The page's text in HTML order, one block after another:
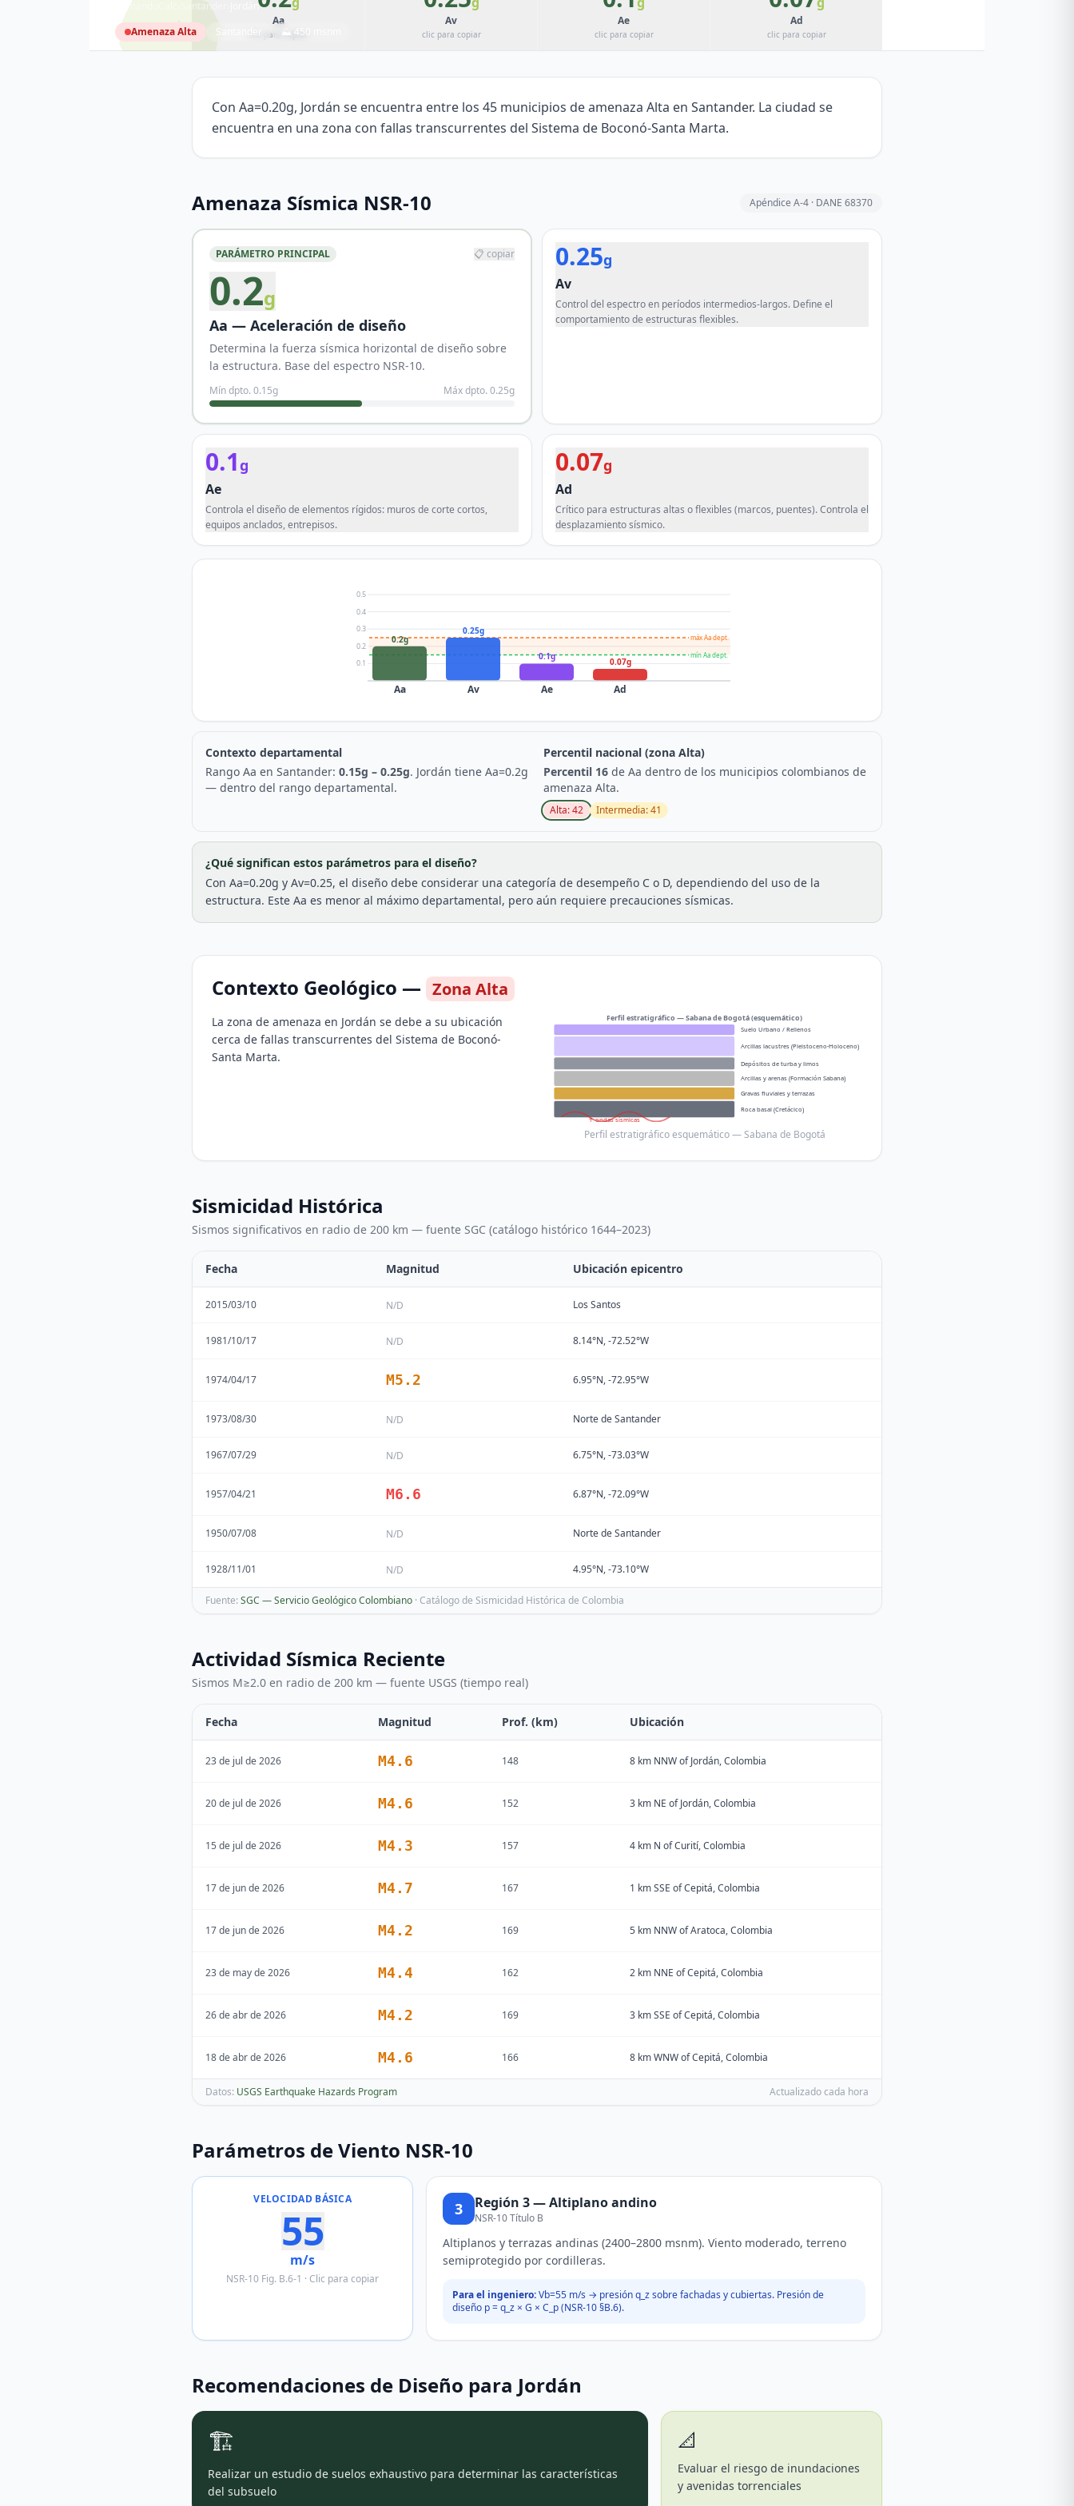
ComandoCalc Santander
Jordán
AmenazaAlta Santander 450
Jordán
°W
Aa
clic para copiar
Av
clic para copiar
Ae
clic para copiar
Ad
clic para copiar
Con Aa=0.20g, Jordán se encuentra entre los 45 municipios de amenaza Alta en Santander. La ciudad se
encuentra en una zona con fallas transcurrentes del Sistema de Boconó-Santa Marta.
Amenaza Sísmica NSR-10 Apéndice A-4 · DANE 68370
PARÁMETRO PRINCIPAL 📋 copiar
0.2g
Aa — Aceleración de diseño
Determina la fuerza sísmica horizontal de diseño sobre
la estructura. Base del espectro NSR-10.
Mín dpto. 0.15g Máx dpto. 0.25g
0.25g
Av
Control del espectro en períodos intermedios-largos. Define el
comportamiento de estructuras flexibles.
0.1g
Ae
Controla el diseño de elementos rígidos: muros de corte cortos,
equipos anclados, entrepisos.
0.07g
Ad
Crítico para estructuras altas o flexibles (marcos, puentes). Controla el
desplazamiento sísmico.
0.1
0.2
0.3
0.4
0.5
máx Aa dept.
mín Aa dept.
0.2g
Aa
0.25g
Av
0.1g
Ae
0.07g
Ad
Contexto departamental
Rango Aa en Santander: 0.15g – 0.25g. Jordán tiene Aa=0.2g
— dentro del rango departamental.
Percentil nacional (zona Alta)
Percentil 16 de Aa dentro de los municipios colombianos de
amenaza Alta.
Alta:42 Intermedia:41
¿Qué significan estos parámetros para el diseño?
Con Aa=0.20g y Av=0.25, el diseño debe considerar una categoría de desempeño C o D, dependiendo del uso de la
estructura. Este Aa es menor al máximo departamental, pero aún requiere precauciones sísmicas.
Contexto Geológico — Zona Alta
La zona de amenaza en Jordán se debe a su ubicación
cerca de fallas transcurrentes del Sistema de Boconó-
Santa Marta.
Perfil estratigráfico — Sabana de Bogotá (esquemático)
Suelo Urbano / Rellenos
Arcillas lacustres (Pleistoceno-Holoceno)
Depósitos de turba y limos
Arcillas y arenas (Formación Sabana)
Gravas fluviales y terrazas
Roca basal (Cretácico)
↑ ondas sísmicas
Perfil estratigráfico esquemático — Sabana de Bogotá
Sismicidad Histórica
Sismos significativos en radio de 200 km — fuente SGC (catálogo histórico 1644–2023)
Fecha Magnitud Ubicación epicentro
2015/03/10 N/D Los Santos
1981/10/17 N/D 8.14°N, -72.52°W
1974/04/17 M5.2 6.95°N, -72.95°W
1973/08/30 N/D Norte de Santander
1967/07/29 N/D 6.75°N, -73.03°W
1957/04/21 M6.6 6.87°N, -72.09°W
1950/07/08 N/D Norte de Santander
1928/11/01 N/D 4.95°N, -73.10°W
Fuente: SGC — Servicio Geológico Colombiano · Catálogo de Sismicidad Histórica de Colombia
Actividad Sísmica Reciente
Sismos M≥2.0 en radio de 200 km — fuente USGS (tiempo real)
Fecha Magnitud Prof. (km) Ubicación
23 de jul de 2026 M4.6 148 8 km NNW of Jordán, Colombia
20 de jul de 2026 M4.6 152 3 km NE of Jordán, Colombia
15 de jul de 2026 M4.3 157 4 km N of Curití, Colombia
17 de jun de 2026 M4.7 167 1 km SSE of Cepitá, Colombia
17 de jun de 2026 M4.2 169 5 km NNW of Aratoca, Colombia
23 de may de 2026 M4.4 162 2 km NNE of Cepitá, Colombia
26 de abr de 2026 M4.2 169 3 km SSE of Cepitá, Colombia
18 de abr de 2026 M4.6 166 8 km WNW of Cepitá, Colombia
Datos: USGS Earthquake Hazards Program Actualizado cada hora
Parámetros de Viento NSR-10
VELOCIDAD BÁSICA
55
m/s
NSR-10 Fig. B.6-1 · Clic para copiar
3 Región3—Altiplano andino
NSR-10 Título B
Altiplanos y terrazas andinas (2400–2800 msnm). Viento moderado, terreno
semiprotegido por cordilleras.
Para el ingeniero:Vb=55 m/s → presión q_z sobre fachadas y cubiertas. Presión de
diseño p = q_z × G × C_p (NSR-10 §B.6).
Recomendaciones de Diseño para Jordán
🏗️
Realizar un estudio de suelos exhaustivo para determinar las características
del subsuelo
📐
Evaluar el riesgo de inundaciones
y avenidas torrenciales